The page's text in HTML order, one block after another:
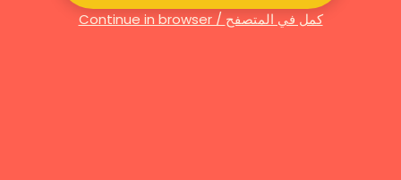
Continue in browser / كمل في المتصفح